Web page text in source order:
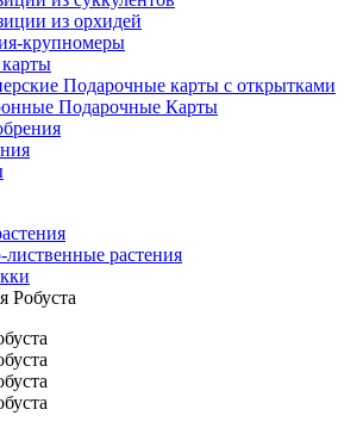
из орхидей
крупномеры
Подарочные карты с открытками
Подарочные Карты
лиственные растения
Робуста